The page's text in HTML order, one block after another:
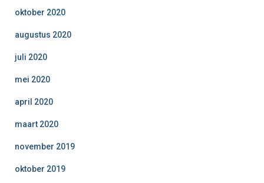
oktober 2020
augustus 2020
juli 2020
mei 2020
april 2020
maart 2020
november 2019
oktober 2019